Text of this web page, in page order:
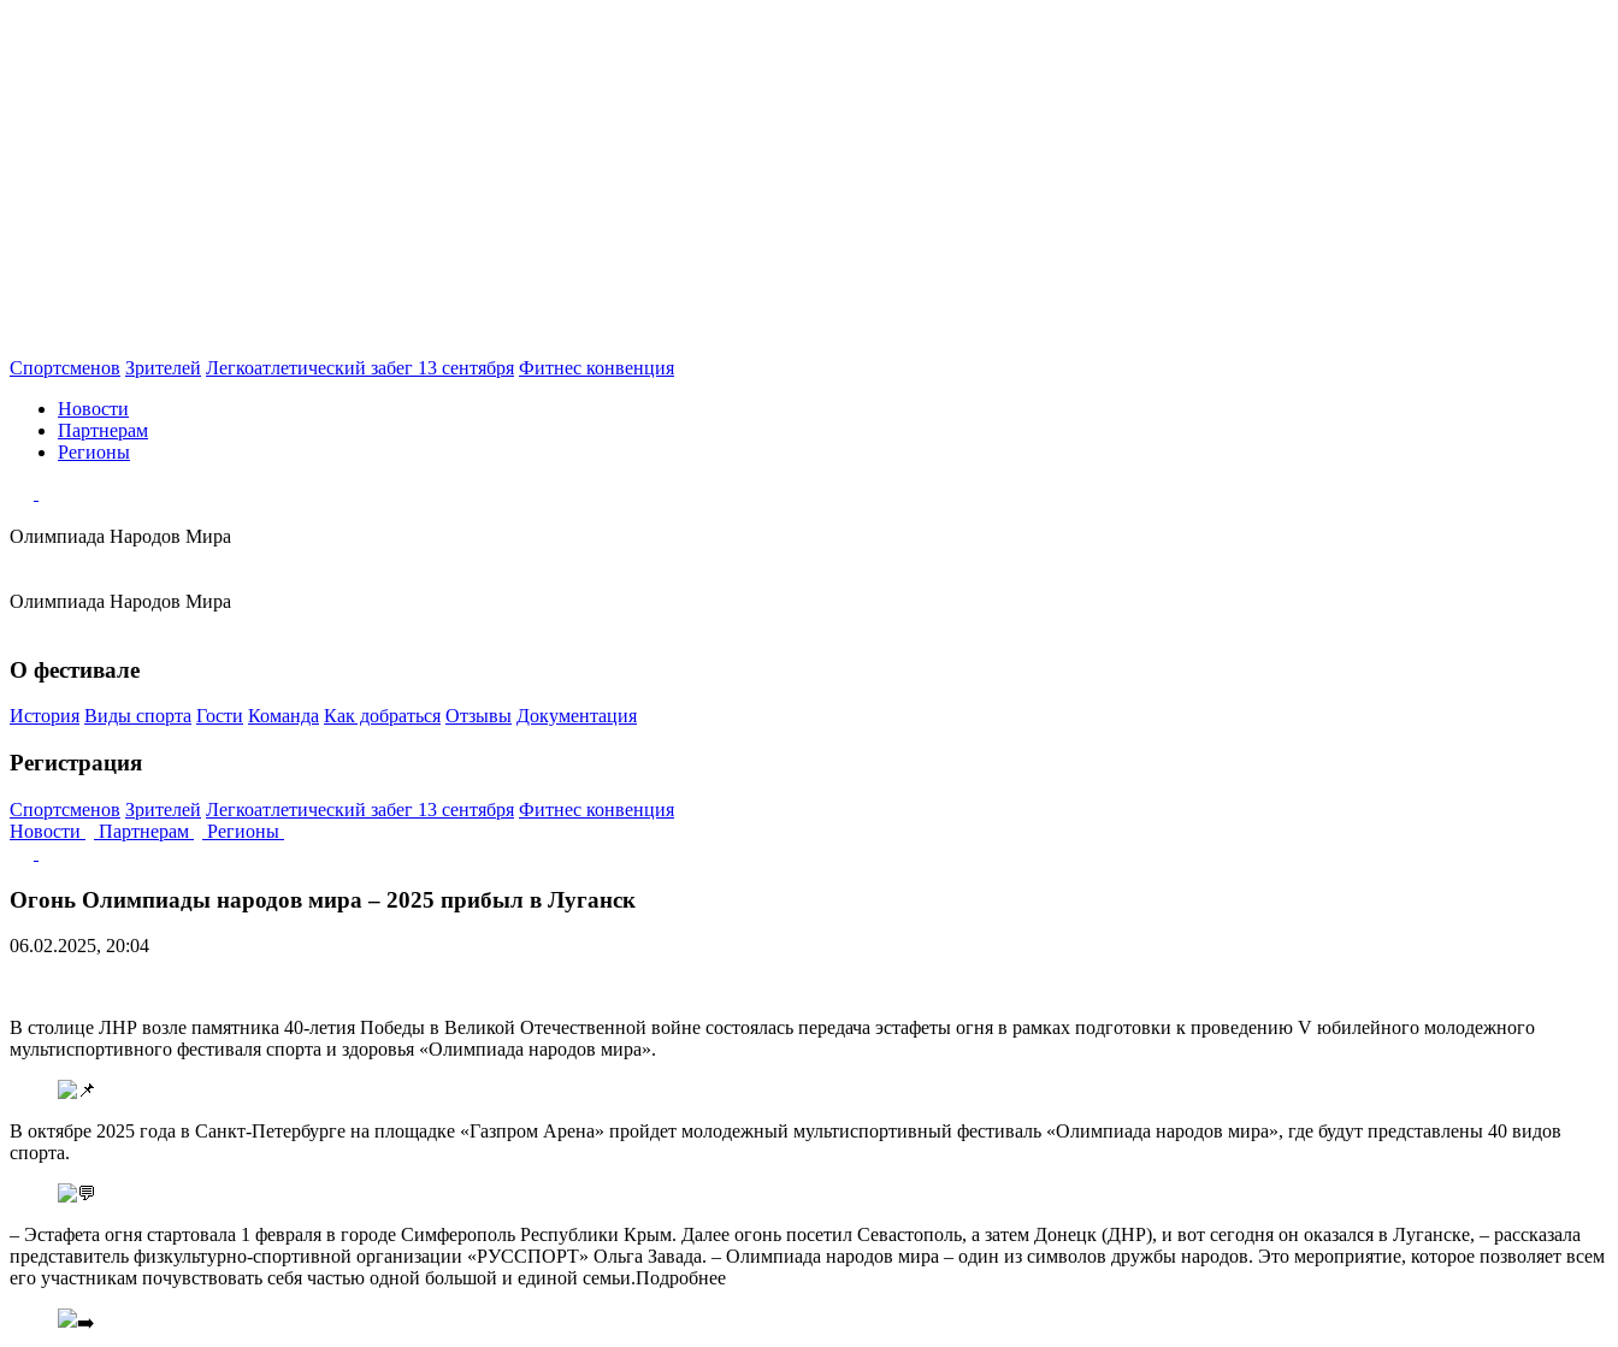
Спортсменов Зрителей Легкоатлетический забег 13 сентября Фитнес конвенция
Новости
Партнерам
Регионы
Олимпиада Народов Мира
Олимпиада Народов Мира
О фестивале
История Виды спорта Гости Команда Как добраться Отзывы Документация
Регистрация
Спортсменов Зрителей Легкоатлетический забег 13 сентября Фитнес конвенция
Новости
Партнерам Регионы
Огонь Олимпиады народов мира – 2025 прибыл в Луганск
06.02.2025, 20:04
В столице ЛНР возле памятника 40-летия Победы в Великой Отечественной войне состоялась передача эстафеты огня в рамках подготовки к проведению V юбилейного молодежного
мультиспортивного фестиваля спорта и здоровья «Олимпиада народов мира».
В октябре 2025 года в Санкт-Петербурге на площадке «Газпром Арена» пройдет молодежный мультиспортивный фестиваль «Олимпиада народов мира», где будут представлены 40 видов
спорта.
– Эстафета огня стартовала 1 февраля в городе Симферополь Республики Крым. Далее огонь посетил Севастополь, а затем Донецк (ДНР), и вот сегодня он оказался в Луганске, – рассказала
представитель физкультурно-спортивной организации «РУССПОРТ» Ольга Завада. – Олимпиада народов мира – один из символов дружбы народов. Это мероприятие, которое позволяет всем
его участникам почувствовать себя частью одной большой и единой семьи.Подробнее